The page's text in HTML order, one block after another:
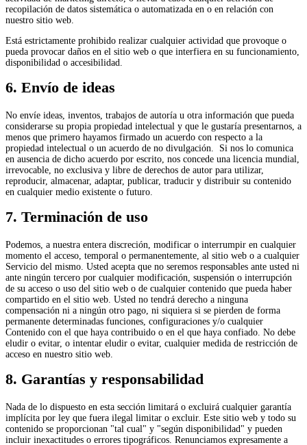
recopilación de datos sistemática o automatizada en o en relación con
nuestro sitio web.
Está estrictamente prohibido realizar cualquier actividad que provoque o
pueda provocar daños en el sitio web o que interfiera en su funcionamiento,
disponibilidad o accesibilidad.
6. Envío de ideas
No envíe ideas, inventos, trabajos de autoría u otra información que pueda
considerarse su propia propiedad intelectual y que le gustaría presentarnos, a
menos que primero hayamos firmado un acuerdo con respecto a la
propiedad intelectual o un acuerdo de no divulgación. Si nos lo comunica
en ausencia de dicho acuerdo por escrito, nos concede una licencia mundial,
irrevocable, no exclusiva y libre de derechos de autor para utilizar,
reproducir, almacenar, adaptar, publicar, traducir y distribuir su contenido
en cualquier medio existente o futuro.
7. Terminación de uso
Podemos, a nuestra entera discreción, modificar o interrumpir en cualquier
momento el acceso, temporal o permanentemente, al sitio web o a cualquier
Servicio del mismo. Usted acepta que no seremos responsables ante usted ni
ante ningún tercero por cualquier modificación, suspensión o interrupción
de su acceso o uso del sitio web o de cualquier contenido que pueda haber
compartido en el sitio web. Usted no tendrá derecho a ninguna
compensación ni a ningún otro pago, ni siquiera si se pierden de forma
permanente determinadas funciones, configuraciones y/o cualquier
Contenido con el que haya contribuido o en el que haya confiado. No debe
eludir o evitar, o intentar eludir o evitar, cualquier medida de restricción de
acceso en nuestro sitio web.
8. Garantías y responsabilidad
Nada de lo dispuesto en esta sección limitará o excluirá cualquier garantía
implícita por ley que fuera ilegal limitar o excluir. Este sitio web y todo su
contenido se proporcionan "tal cual" y "según disponibilidad" y pueden
incluir inexactitudes o errores tipográficos. Renunciamos expresamente a